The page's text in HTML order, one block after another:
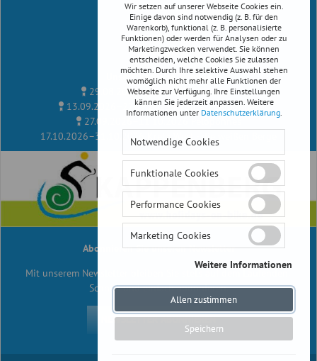
Reiserichtlinien
AGB
Newsletter
Facebook
Unsere Radreise Termine
29.08.2026–12.09.2026 Albanien
13.09.2026–27.09.2026 Kythira, Peloponnes
27.09.2026–11.10.2026
17.10.2026–31.10.2026
Kreta West - die weißen Berge
Abonnieren Sie unserenNewsletter
Mit unserem Newsletter bleiben Sie stets auf dem Laufenden.
Schnell und einfach abonnieren.
NEWSLETTER ABONNIEREN
Wir setzen auf unserer Webseite Cookies ein.
Einige davon sind notwendig (z. B. für den
Warenkorb), funktional (z. B. personalisierte
Funktionen) oder werden für Analysen oder zu
Marketingzwecken verwendet. Sie können
entscheiden, welche Cookies Sie zulassen
möchten. Durch Ihre selektive Auswahl stehen
womöglich nicht mehr alle Funktionen der
Webseite zur Verfügung. Ihre Einstellungen
kännen Sie jederzeit anpassen. Weitere
Informationen unter Datenschutzerklärung.
Notwendige Cookies
Funktionale Cookies
Performance Cookies
Marketing Cookies
Weitere Informationen
Notwendige Cookies
Diese Cookies sind für die einwandfreie Funktion
nicht deaktiviert werden. Notwendige Cookies
werden ausschließlich vom Betreiber der
Allen zustimmen
Speichern